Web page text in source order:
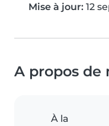
Mise à jour: 12
A propos de
À la